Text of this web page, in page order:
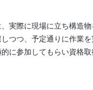
実際に現場に立ち構造物
つつ、予定通りに作業
に参加してもらい資格